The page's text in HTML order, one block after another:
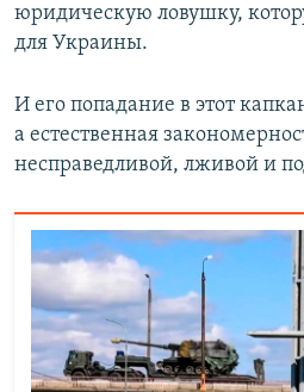
юридическую ловушку,
для Украины.
И его попадание в этот
а естественная
несправедливой, лживой и